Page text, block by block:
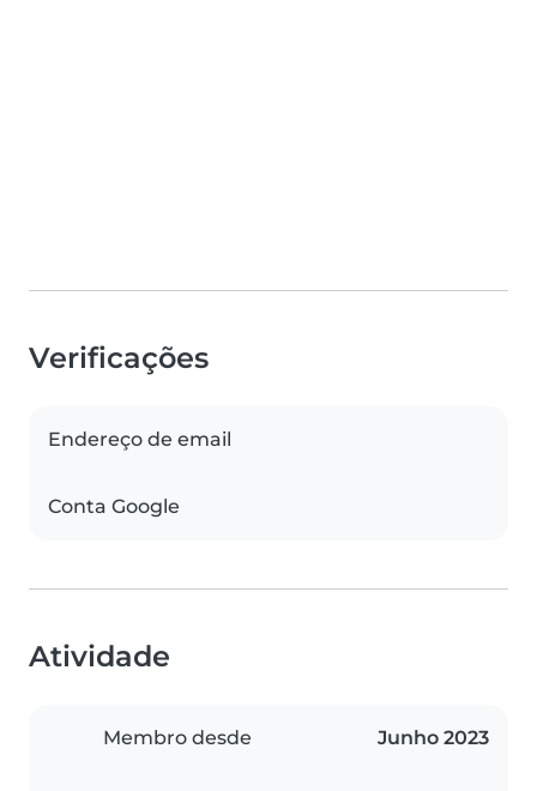
Verificações
Endereço de email
Conta Google
Atividade
Membro desde Junho 2023